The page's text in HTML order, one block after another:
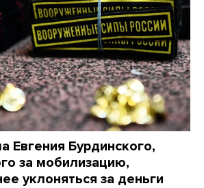
Евгения Бурдинского,
за мобилизацию,
уклоняться за деньги